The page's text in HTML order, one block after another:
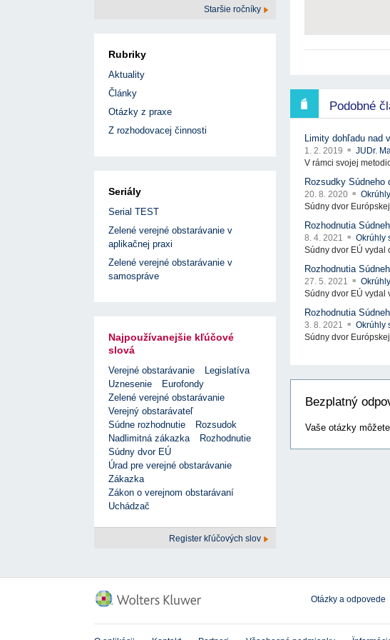
Podobné
Limity dohľadu nad
1. 2. 2019
JUDr.
V rámci svojej
Rozsudky Súdneho
20. 8. 2020
Súdny dvor
Rozhodnutia
8. 4. 2021
Okrúhly
Súdny dvor EÚ vydal
Rozhodnutia
27. 5. 2021
Súdny dvor EÚ vydal
Rozhodnutia
3. 8. 2021
Okrúhly
Súdny dvor
Bezplatný
Vaše otázky
Staršie ročníky
Rubriky
Aktuality
Články
Otázky z praxe
Z rozhodovacej činnosti
Seriály
Serial TEST
Zelené verejné obstarávanie v
aplikačnej praxi
Zelené verejné obstarávanie v
samospráve
Najpoužívanejšie kľúčové
slová
Verejné obstarávanie
Legislatíva
Uznesenie
Eurofondy
Zelené verejné obstarávanie
Verejný obstarávateľ
Súdne rozhodnutie
Rozsudok
Nadlimitná zákazka
Rozhodnutie
Súdny dvor EÚ
Úrad pre verejné obstarávanie
Zákazka
Zákon o verejnom obstarávaní
Uchádzač
Register kľúčových slov
Otázky a odpovede